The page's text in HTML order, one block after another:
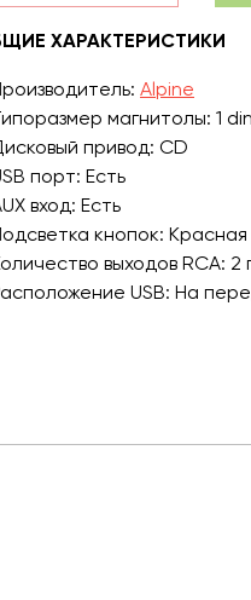
ХАРАКТЕРИСТИКИ
Alpine
магнитолы: 1 din
привод: CD
порт: Есть
вход: Есть
кнопок:
выходов RCA: 2
USB: На